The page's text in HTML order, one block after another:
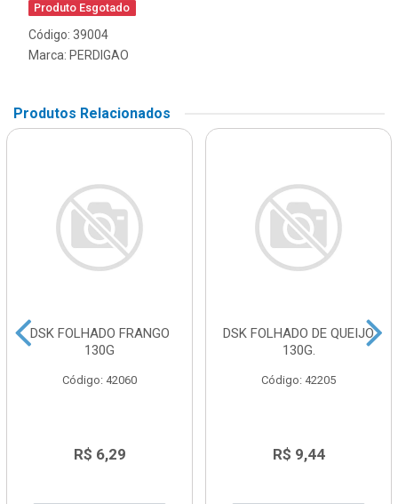
Produto Esgotado
Código: 39004
Marca: PERDIGAO
Produtos Relacionados
DSK FOLHADO FRANGO
130G
Código: 42060
R$ 6,29
DSK FOLHADO DE QUEIJO
130G.
Código: 42205
R$ 9,44